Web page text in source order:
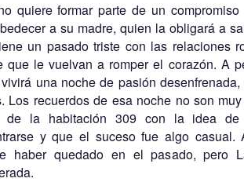
quiere formar parte de un
a su madre, quien la obligará a
un pasado triste con las relaciones
que le vuelvan a romper el corazón. A
una noche de pasión
Los recuerdos de esa noche no son
de la habitación 309 con la idea
y que el suceso fue algo casual.
haber quedado en el pasado, pero